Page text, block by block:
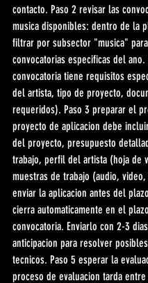
contacto. Paso 2 revisar las
musica disponibles: dentro de la
filtrar por subsector "musica"
convocatorias especificas del ano.
convocatoria tiene requisitos
del artista, tipo de proyecto,
requeridos). Paso 3 preparar el
proyecto de aplicacion debe
del proyecto, presupuesto
trabajo, perfil del artista (hoja de
muestras de trabajo (audio,
enviar la aplicacion antes del
cierra automaticamente en el
convocatoria. Enviarlo con 2-3
anticipacion para resolver
tecnicos. Paso 5 esperar la
proceso de evaluacion tarda